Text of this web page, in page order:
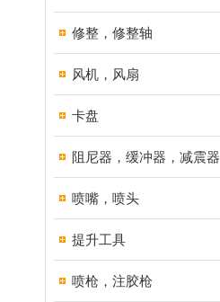
修整，修整轴
风机，风扇
卡盘
阻尼器，缓冲器，减震器
喷嘴，喷头
提升工具
喷枪，注胶枪